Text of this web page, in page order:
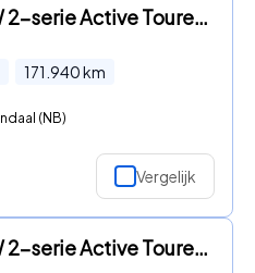
BMW 2-serie Active Tourer - 216d High Executive Met LED I NAVIG I PDC I LEER
171.940km
(NB)
Vergelijk
BMW 2-serie Active Tourer - 216d Automaat Executive | NAP| APK| Euro 6